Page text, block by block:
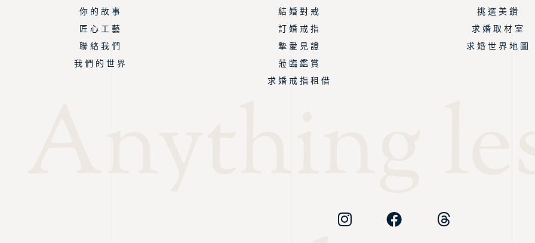
你 的 故 事
匠 心 工 藝
聯 絡 我 們
我 們 的 世 界
結 婚 對 戒
訂 婚 戒 指
摯 愛 見 證
蒞 臨 鑑 賞
求 婚 戒 指 租 借
挑 選 美 鑽
求 婚 取 材 室
求 婚 世 界 地 圖